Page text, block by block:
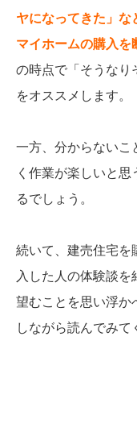
ヤになってきた」な
マイホームの購入を
の時点で「そうなり
をオススメします。
一方、分からないこ
く作業が楽しいと
るでしょう。
続いて、建売住宅を
入した人の体験談
望むことを思い浮か
しながら読んでみて